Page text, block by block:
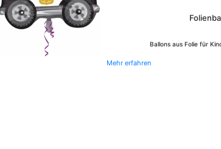
Ballons aus Folie für
Mehr erfahren